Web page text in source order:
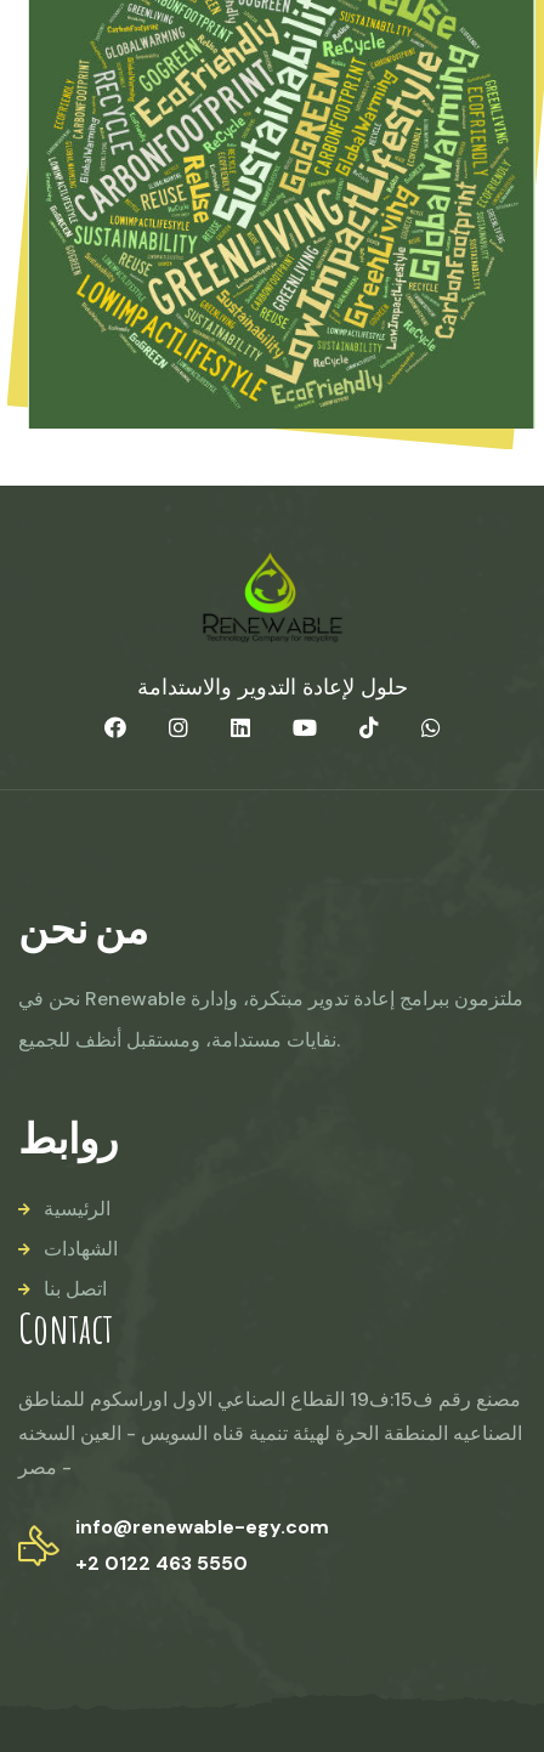
حلول لإعادة التدوير والاستدامة
من نحن
نحن في Renewable ملتزمون ببرامج إعادة تدوير مبتكرة، وإدارة
نفايات مستدامة، ومستقبل أنظف للجميع.
روابط
الرئيسية
الشهادات
اتصل بنا
Contact
مصنع رقم ف15:ف19 القطاع الصناعي الاول اوراسكوم للمناطق
الصناعيه المنطقة الحرة لهيئة تنمية قناه السويس - العين السخنه
- مصر
info@renewable-egy.com
+2 0122 463 5550